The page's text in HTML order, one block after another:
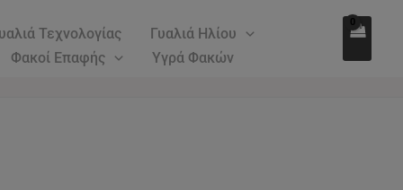
Τεχνολογίας
Γυαλιά Ηλίου
Φακοί Επαφής
Υγρά Φακών